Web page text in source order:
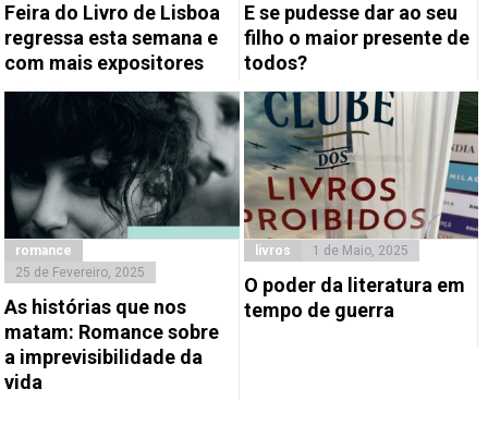
Feira do Livro de Lisboa
regressa esta semana e
com mais expositores
E se pudesse dar ao seu
filho o maior presente de
todos?
romance
25 de Fevereiro, 2025
As histórias que nos
matam: Romance sobre
a imprevisibilidade da
vida
livros 1 de Maio, 2025
O poder da literatura em
tempo de guerra